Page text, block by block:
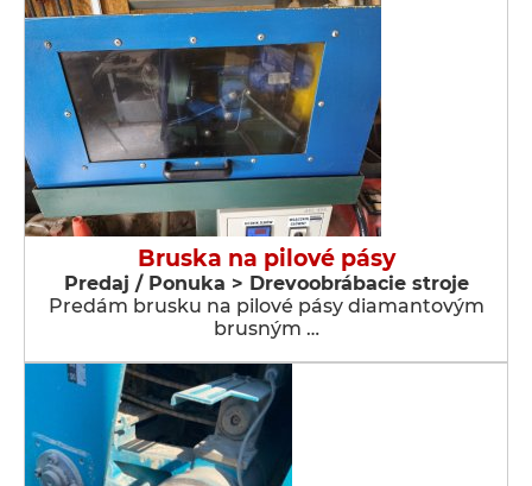
Bruska na pilové pásy
Predaj / Ponuka > Drevoobrábacie stroje
Predám brusku na pilové pásy diamantovým
brusným …